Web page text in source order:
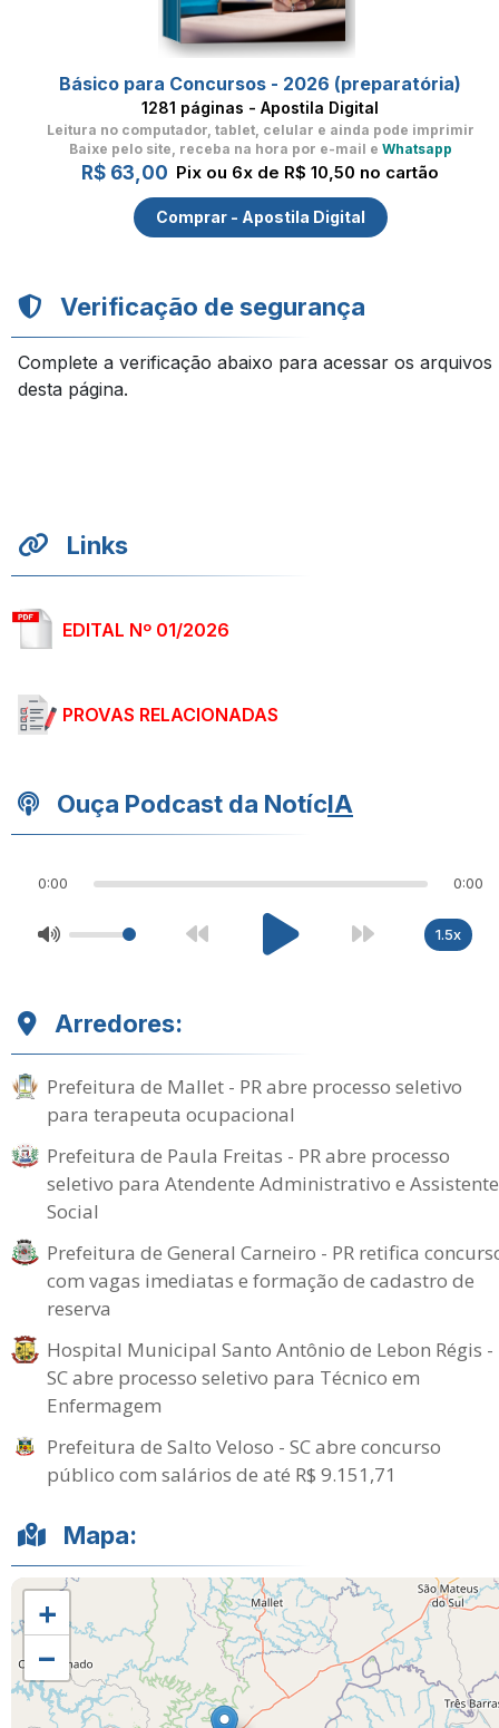
Básico para Concursos - 2026 (preparatória)
1281 páginas - Apostila Digital
Leitura no computador, tablet, celular e ainda pode imprimir
Baixe pelo site, receba na hora por e-mail e Whatsapp
R$ 63,00 Pix ou 6x de R$ 10,50 no cartão
Comprar - Apostila Digital
Verificação de segurança
Complete a verificação abaixo para acessar os arquivos
desta página.
Links
EDITAL Nº 01/2026
PROVAS RELACIONADAS
Ouça Podcast da NotícIA
0:00 0:00
1.5x
Arredores:
Prefeitura de Mallet - PR abre processo seletivo
para terapeuta ocupacional
Prefeitura de Paula Freitas - PR abre processo
seletivo para Atendente Administrativo e Assistente
Social
Prefeitura de General Carneiro - PR retifica
com vagas imediatas e formação de cadastro de
reserva
Hospital Municipal Santo Antônio de Lebon Régis -
SC abre processo seletivo para Técnico em
Enfermagem
Prefeitura de Salto Veloso - SC abre concurso
público com salários de até R$ 9.151,71
Mapa:
+
−